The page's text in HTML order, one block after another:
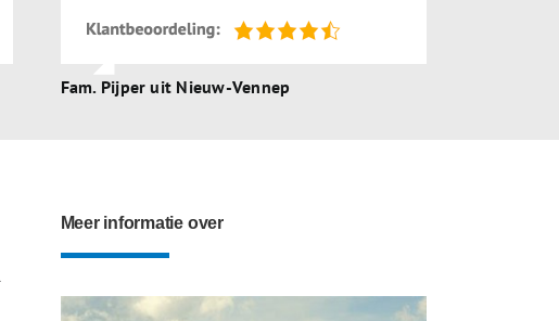
Fam. Pijper uit Nieuw-Vennep
Meer informatie over